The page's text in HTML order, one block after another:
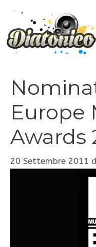
contenuto
Europe
Awards
20 Settembre 2011